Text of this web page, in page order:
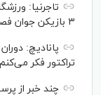
تاجرنیا:
۳ بازیکن جوان فصل آینده فیکس ترکیب می‌شوند
پانادیچ:
تراکتور فکر
چند خبر از